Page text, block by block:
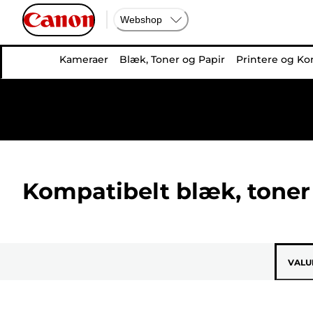
Webshop
Kameraer Blæk, Toner og Papir Printere og
Kompatibelt blæk,